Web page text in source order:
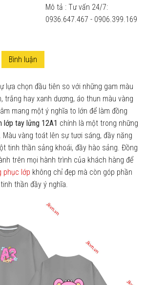
Mô tả : Tư vấn 24/7:
0936.647.467 - 0906.399.169
Bình luận
lựa chọn đầu tiên so với những gam màu
trắng hay xanh dương, áo thun màu vàng
mang một ý nghĩa to lớn để làm đồng
lớp tay lửng 12A1 chính là một trong những
Màu vàng toát lên sự tươi sáng, đầy năng
tinh thần sảng khoái, đầy hào sảng. Đồng
trên mọi hành trình của khách hàng để
phục lớp không chỉ đẹp mà còn góp phần
thần đầy ý nghĩa.